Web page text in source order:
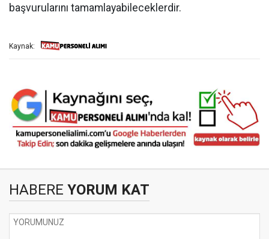
başvurularını tamamlayabileceklerdir.
Kaynak:
HABERE YORUM KAT